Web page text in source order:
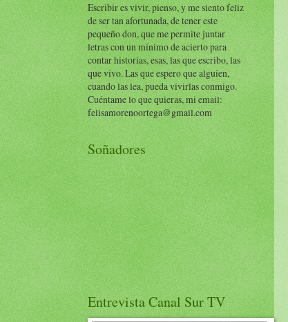
Escribir es vivir, pienso, y me siento feliz
de ser tan afortunada, de tener este
pequeño don, que me permite juntar
letras con un mínimo de acierto para
contar historias, esas, las que escribo, las
que vivo. Las que espero que alguien,
cuando las lea, pueda vivirlas conmigo.
Cuéntame lo que quieras, mi email:
felisamorenoortega@gmail.com
Soñadores
Entrevista Canal Sur TV